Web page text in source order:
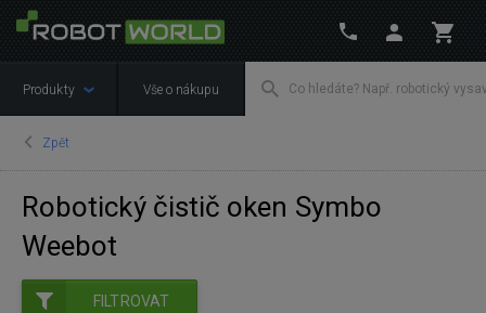
Produkty Vše o nákupu
Zpět
Robotický čistič oken Symbo
Weebot
FILTROVAT